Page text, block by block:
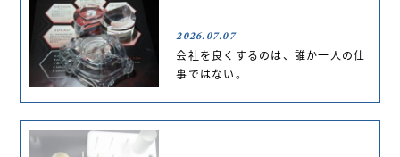
2026.07.07
会社を良くするのは、誰か一人の仕
事ではない。